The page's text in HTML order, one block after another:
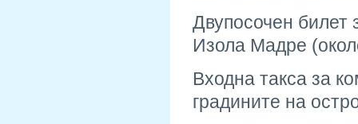
Двупосочен билет
Изола Мадре
Входна такса за
градините на